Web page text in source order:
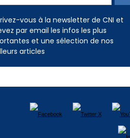
vous à la newsletter de CNI et
par email les infos les plus
et une sélection de nos